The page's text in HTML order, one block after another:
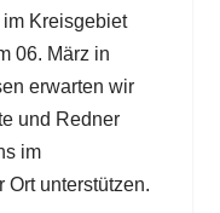
Kreisgebiet
06. März in
erwarten wir
und Redner
im
Ort unterstützen.